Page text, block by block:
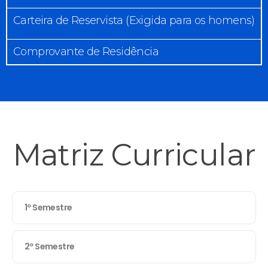
Carteira de Reservista (Exigida para os homens)
Comprovante de Residência
Matriz Curricular
1º Semestre
2º Semestre